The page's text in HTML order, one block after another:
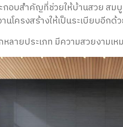
กอบสำคัญที่ช่วยให้บ้านสวยสม
นโครงสร้างให้เป็นระเบียบอีกด้
หลายประเภท มีความสวยงามเห